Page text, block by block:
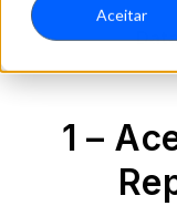
Aceitar
1 –